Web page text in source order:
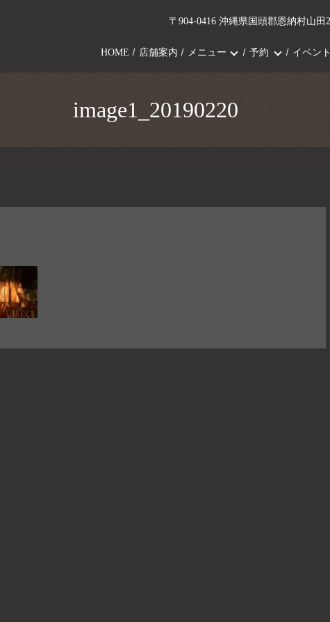
〒904-0416 沖縄県国頭郡恩納村山田
HOME 店舗案内 メニュー 予約 イベン
image1_20190220